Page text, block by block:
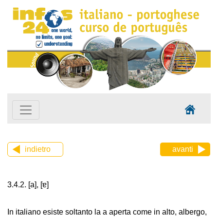
indietro avanti
3.4.2. [a], [ɐ]
In italiano esiste soltanto la a aperta come in alto, albergo,